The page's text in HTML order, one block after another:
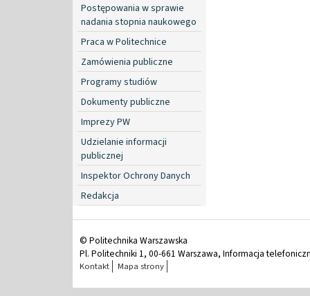
Postępowania w sprawie
nadania stopnia naukowego
Praca w Politechnice
Zamówienia publiczne
Programy studiów
Dokumenty publiczne
Imprezy PW
Udzielanie informacji
publicznej
Inspektor Ochrony Danych
Redakcja
© Politechnika Warszawska
Pl. Politechniki 1, 00-661 Warszawa, Informacja
Kontakt Mapa strony